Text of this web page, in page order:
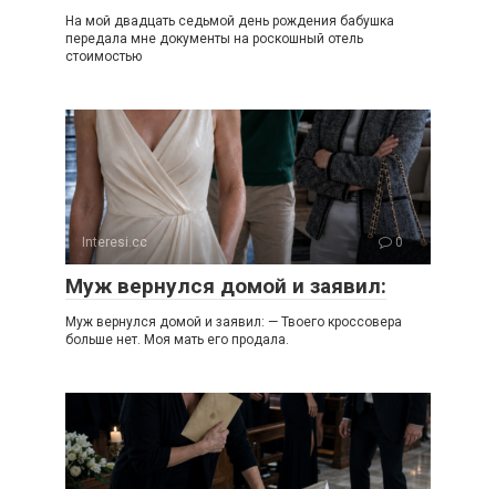
На мой двадцать седьмой день рождения бабушка
передала мне документы на роскошный отель
стоимостью
Interesi.cc 0
Муж вернулся домой и заявил:
Муж вернулся домой и заявил: — Твоего кроссовера
больше нет. Моя мать его продала.